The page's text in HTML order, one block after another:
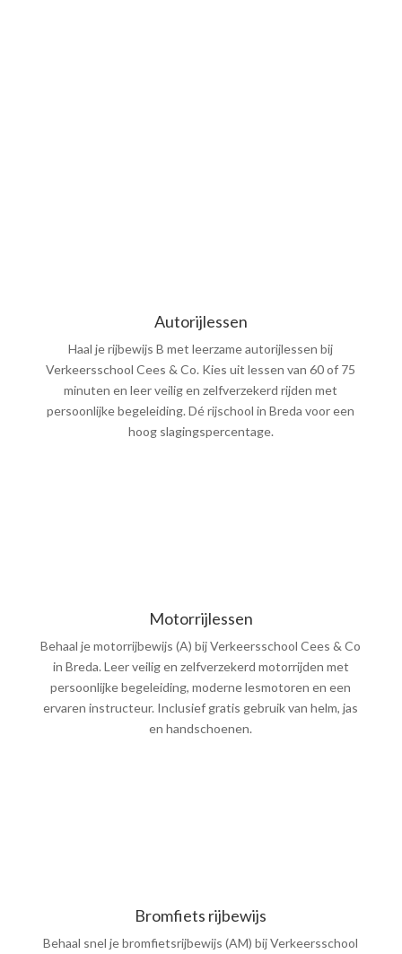
Autorijlessen
Haal je rijbewijs B met leerzame autorijlessen bij
Verkeersschool Cees & Co. Kies uit lessen van 60 of 75
minuten en leer veilig en zelfverzekerd rijden met
persoonlijke begeleiding. Dé rijschool in Breda voor een
hoog slagingspercentage.
Motorrijlessen
Behaal je motorrijbewijs (A) bij Verkeersschool Cees & Co
in Breda. Leer veilig en zelfverzekerd motorrijden met
persoonlijke begeleiding, moderne lesmotoren en een
ervaren instructeur. Inclusief gratis gebruik van helm, jas
en handschoenen.
Bromfiets rijbewijs
Behaal snel je bromfietsrijbewijs (AM) bij Verkeersschool